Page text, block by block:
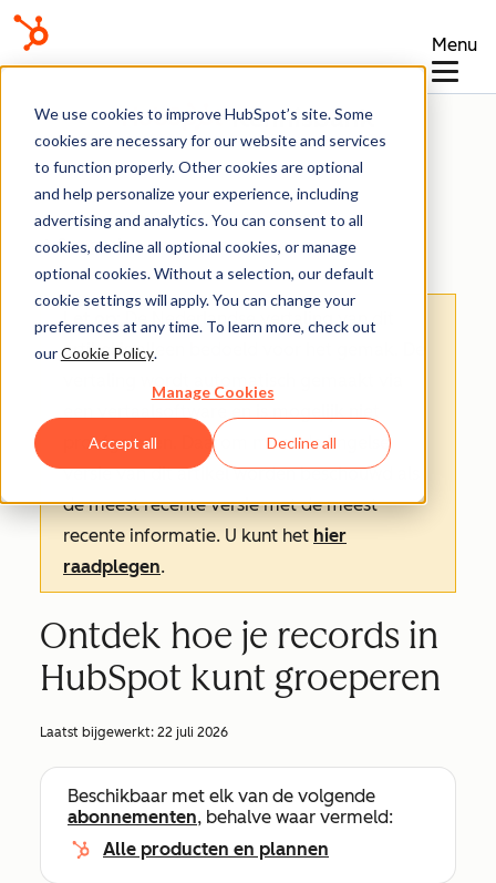
We use cookies to improve HubSpot’s site. Some
cookies are necessary for our website and services
to function properly. Other cookies are optional
and help personalize your experience, including
advertising and analytics. You can consent to all
cookies, decline all optional cookies, or manage
optional cookies. Without a selection, our default
cookie settings will apply. You can change your
preferences at any time. To learn more, check out
ourCookie Policy.
Manage Cookies
Accept all Decline all
Menu
Kennisbank
Segmenten
: De Nederlandse vertaling van dit
artikel is alleen bedoeld voor het gemak.
proefgelezen. Daarom moet de Engelse
versie van dit artikel worden beschouwd als
de meest recente versie met de meest
recente informatie. U kunt het hier
raadplegen.
Ontdek hoe je records in
HubSpot kunt groeperen
Laatst bijgewerkt: 22 juli 2026
Beschikbaar met elk van de volgende
abonnementen, behalve waar vermeld:
Alle producten en plannen